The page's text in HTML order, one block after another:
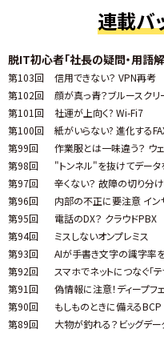
連載バ
脱IT初心者「社長の疑問・用語解
第103回 信用できない？ VPN再考
第102回
顔が真っ青？ブルースクリ
第101回
社運が上向く? Wi-Fi7
第100回
紙がいらない? 進化する
第99回
作業服とは一味違う？ ウ
第98回
"トンネル"を抜けてデータ
第97回
辛くない？ 故障の切り分け
第96回
内部の不正に要注意 イン
第95回
電話のDX？ クラウドPBX
第94回
ミスしないオンプレミス
第93回
AIが手書き文字の識字率
第92回
スマホでネットにつなぐ「テ
第91回
偽情報に注意！ディープフ
第90回
もしものときに備えるBCP
第89回
大物が釣れる？ビッグデー